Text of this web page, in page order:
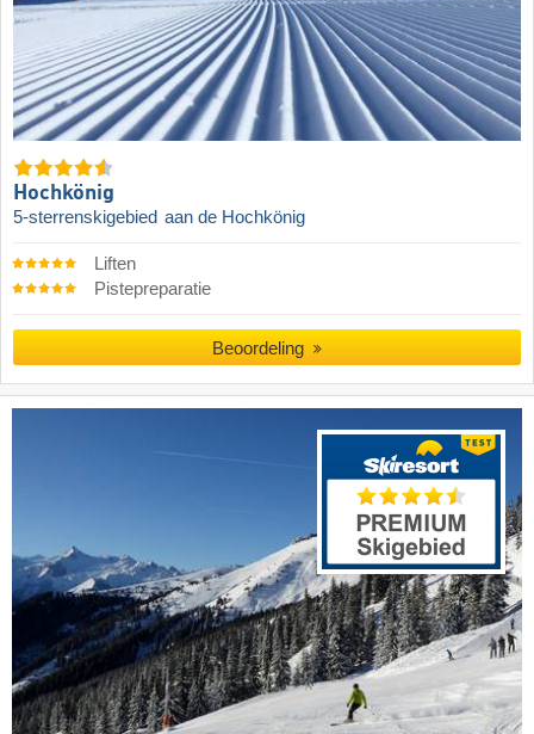
Hochkönig
5-sterrenskigebied aan de Hochkönig
Liften
Pistepreparatie
Beoordeling